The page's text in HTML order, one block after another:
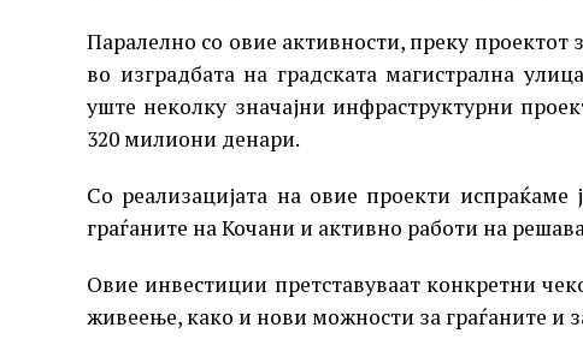
Паралелно со овие активности, преку
во изградбата на градската магистрална
уште неколку значајни инфраструктурни
320 милиони денари.
Со реализацијата на овие проекти
граѓаните на Кочани и активно работи на
Овие инвестиции претставуваат конкретни
живеење, како и нови можности за граѓаните и